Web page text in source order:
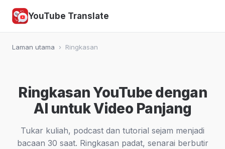
YouTube Translate
Laman utama › Ringkasan
Ringkasan YouTube dengan
AI untuk Video Panjang
Tukar kuliah, podcast dan tutorial sejam menjadi
bacaan 30 saat. Ringkasan padat, senarai berbutir